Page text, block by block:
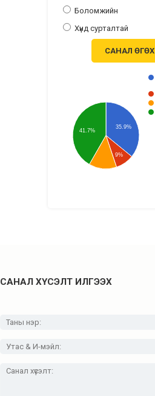
Боломжийн
Хүнд сурталтай
САНАЛ ӨГӨХ
35.9%
9%
41.7%
САНАЛ ХҮСЭЛТ ИЛГЭЭХ